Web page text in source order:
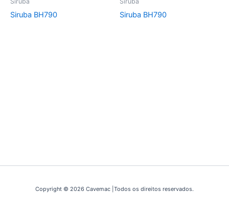
Siruba BH790 Siruba BH790
Copyright © 2026 Cavemac |Todos os direitos reservados.